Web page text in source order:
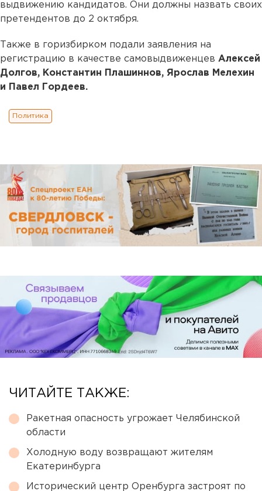
выдвижению кандидатов. Они должны назвать своих
претендентов до 2 октября.
Также в горизбирком подали заявления на
регистрацию в качестве самовыдвиженцев Алексей
Долгов, Константин Плашиннов, Ярослав Мелехин
и Павел Гордеев.
Политика
ЧИТАЙТЕ ТАКЖЕ:
Ракетная опасность угрожает Челябинской
области
Холодную воду возвращают жителям
Екатеринбурга
Исторический центр Оренбурга застроят по